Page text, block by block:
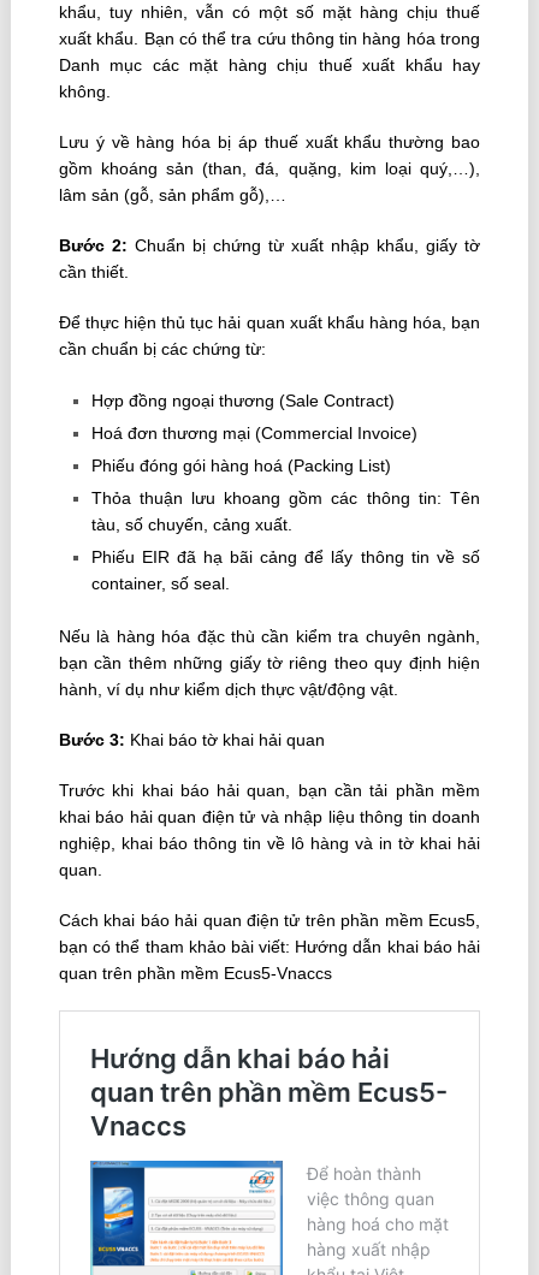
khẩu, tuy nhiên, vẫn có một số mặt hàng chịu thuế
xuất khẩu. Bạn có thể tra cứu thông tin hàng hóa trong
Danh mục các mặt hàng chịu thuế xuất khẩu hay
không.
Lưu ý về hàng hóa bị áp thuế xuất khẩu thường bao
gồm khoáng sản (than, đá, quặng, kim loại quý,…),
lâm sản (gỗ, sản phẩm gỗ),…
Bước 2: Chuẩn bị chứng từ xuất nhập khẩu, giấy tờ
cần thiết.
Để thực hiện thủ tục hải quan xuất khẩu hàng hóa, bạn
cần chuẩn bị các chứng từ:
Hợp đồng ngoại thương (Sale Contract)
Hoá đơn thương mại (Commercial Invoice)
Phiếu đóng gói hàng hoá (Packing List)
Thỏa thuận lưu khoang gồm các thông tin: Tên
tàu, số chuyến, cảng xuất.
Phiếu EIR đã hạ bãi cảng để lấy thông tin về số
container, số seal.
Nếu là hàng hóa đặc thù cần kiểm tra chuyên ngành,
bạn cần thêm những giấy tờ riêng theo quy định hiện
hành, ví dụ như kiểm dịch thực vật/động vật.
Bước 3: Khai báo tờ khai hải quan
Trước khi khai báo hải quan, bạn cần tải phần mềm
khai báo hải quan điện tử và nhập liệu thông tin doanh
nghiệp, khai báo thông tin về lô hàng và in tờ khai hải
quan.
Cách khai báo hải quan điện tử trên phần mềm Ecus5,
bạn có thể tham khảo bài viết: Hướng dẫn khai báo hải
quan trên phần mềm Ecus5-Vnaccs